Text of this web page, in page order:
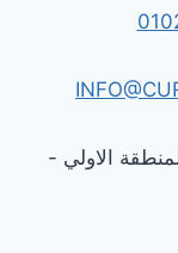
المنطقة الاولي -